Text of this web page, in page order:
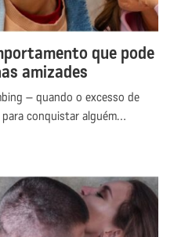
que pode
amizades
– quando o excesso de
conquistar alguém…